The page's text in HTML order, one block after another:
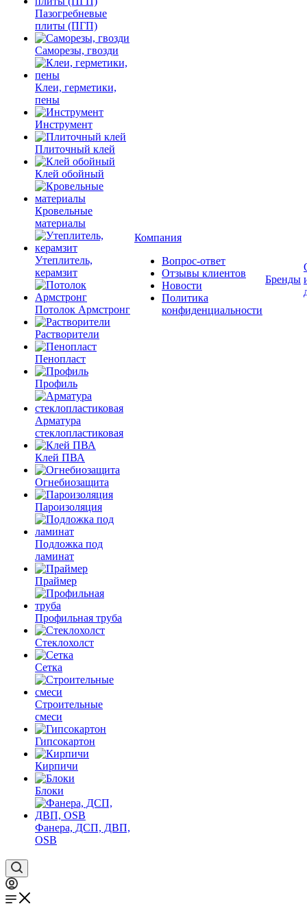
Пазогребневые
плиты (ПГП)
Саморезы, гвозди
Клеи, герметики,
пены
Инструмент
Плиточный клей
Клей обойный
Кровельные
материалы
Утеплитель,
керамзит
Потолок Армстронг
Растворители
Пенопласт
Профиль
Арматура
стеклопластиковая
Клей ПВА
Огнебиозащита
Пароизоляция
Подложка под
ламинат
Праймер
Профильная труба
Стеклохолст
Сетка
Строительные
смеси
Гипсокартон
Кирпичи
Блоки
Фанера, ДСП, ДВП,
OSB
Компания
Вопрос-ответ
Отзывы клиентов
Новости
Политика
конфиденциальности
Бренды